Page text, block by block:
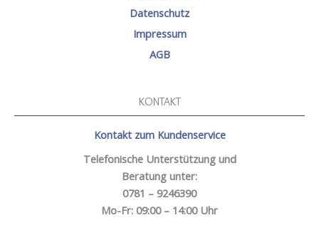
Datenschutz
Impressum
AGB
KONTAKT
Kontakt zum Kundenservice
Telefonische Unterstützung und
Beratung unter:
0781 – 9246390
Mo-Fr: 09:00 – 14:00 Uhr